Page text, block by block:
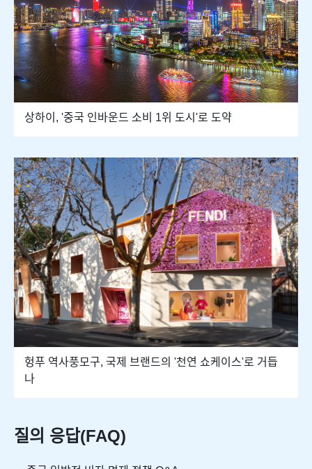
상하이, '중국 인바운드 소비 1위 도시'로 도약
헝푸 역사풍모구, 국제 브랜드의 '천연 쇼케이스'로 거듭
나
질의 응답(FAQ)